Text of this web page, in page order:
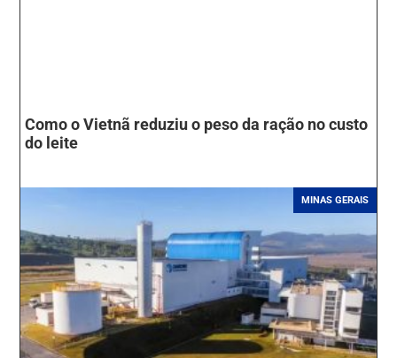
Como o Vietnã reduziu o peso da ração no custo
do leite
MINAS GERAIS